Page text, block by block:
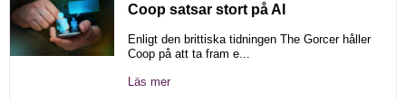
Coop satsar stort på AI
Enligt den brittiska tidningen The Gorcer håller
Coop på att ta fram e...
Läs mer